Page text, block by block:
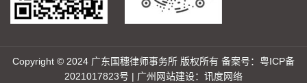
Copyright © 2024 广东国穗律师事务所 版权所有 备案号： 粤ICP备
2021017823号 | 广州网站建设：讯度网络